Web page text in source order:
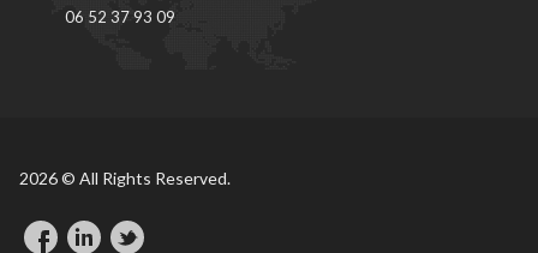
06 52 37 93 09
2026 © All Rights Reserved.